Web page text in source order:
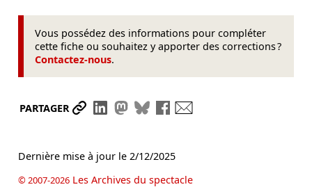
Vous possédez des informations pour compléter
cette fiche ou souhaitez y apporter des corrections ?
Contactez-nous.
PARTAGER Partager le lien
Partager sur LinkedIn
Partager sur Mastodon
Partager sur Bluesky
Partager sur Facebook
Dernière mise à jour le 2/12/2025
© 2007-2026Les Archives du spectacle